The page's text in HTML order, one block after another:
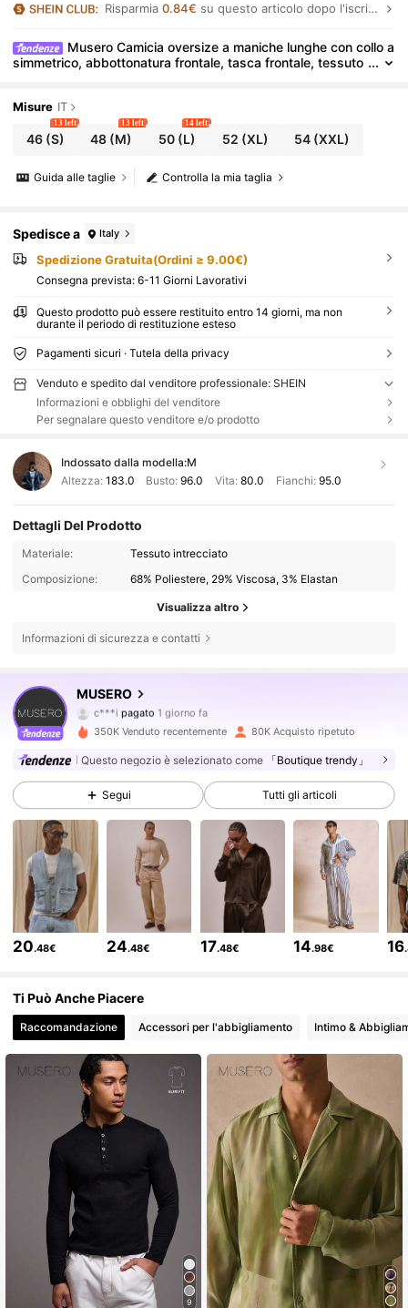
Risparmia 0.84€ su questo articolo dopo l'iscrizione.
Musero Camicia oversize a maniche lunghe con collo a
simmetrico, abbottonatura frontale, tasca frontale, tessuto
Misure IT
46(S)
13 left
48 (M)
13 left
50(L)
14 left
52 (XL) 54 (XXL)
Controlla la mia taglia
Guida alle taglie
Spedisce a Italy
Spedizione Gratuita(Ordini ≥ 9.00€)
Consegna prevista: 6-11 Giorni Lavorativi
Questo prodotto può essere restituito entro 14 giorni, ma non
durante il periodo di restituzione esteso
Pagamenti sicuri · Tutela della privacy
Venduto e spedito dal venditore professionale: SHEIN
Informazioni e obblighi del venditore
Per segnalare questo venditore e/o prodotto
Indossato dalla modella:M
Altezza: 183.0 Busto:96.0 Vita: 80.0 Fianchi: 95.0
Dettagli Del Prodotto
Materiale:
Tessuto intrecciato
Composizione:
68% Poliestere, 29% Viscosa, 3% Elastan
Visualizza altro
Informazioni di sicurezza e contatti
MUSERO
4.79
164K Follower
v***a segue10 minuti fa
4.79 164K Follower
4.79 164K Follower
4.79 164K Follower
4.79 164K Follower
4.79 164K Follower
4.79 164K Follower
164K Follower
164K Follower
4.79 164K Follower
350K Venduto recentemente 80K Acquisto ripetuto
Questo negozio è selezionato come 「Boutique trendy」
Segui Tutti gli articoli
20.48€ 24.48€ 17.48€ 14.98€ 16
Ti Può Anche Piacere
Raccomandazione Accessori per l'abbigliamento Intimo &
9